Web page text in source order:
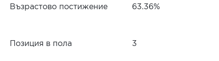
Възрастово постижение 63.36%
Позиция в пола 3